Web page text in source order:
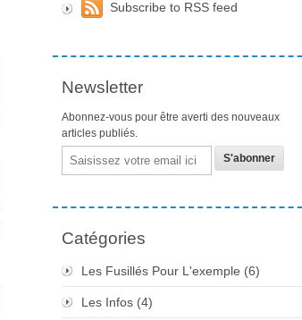
Subscribe to RSS feed
Newsletter
Abonnez-vous pour être averti des nouveaux
articles publiés.
Email
Catégories
Les Fusillés Pour L'exemple (6)
Les Infos (4)